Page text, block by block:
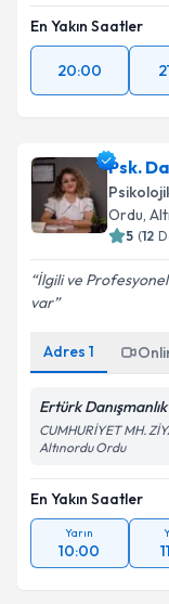
En Yakın Saatler
20:00
Psk.
Ordu,
5 (12
İlgili ve Profesyonel
var
Adres 1
Ertürk
CUMHURİYET MH.
Altınordu Ordu
En Yakın Saatler
Yarın
10:00